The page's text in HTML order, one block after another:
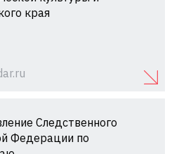
края
Следственного
Федерации по